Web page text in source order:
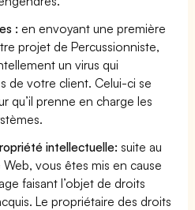
: en envoyant une première
projet de Percussionniste,
un virus qui
de votre client. Celui-ci se
qu’il prenne en charge les
intellectuelle: suite au
vous êtes mis en cause
faisant l’objet de droits
Le propriétaire des droits